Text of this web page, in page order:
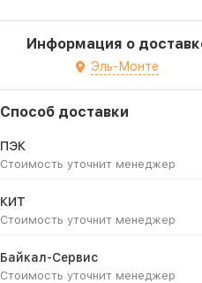
Информация о
Эль-Монте
Способ доставки
ПЭК
Стоимость уточнит менеджер
КИТ
Стоимость уточнит менеджер
Байкал-Сервис
Стоимость уточнит менеджер